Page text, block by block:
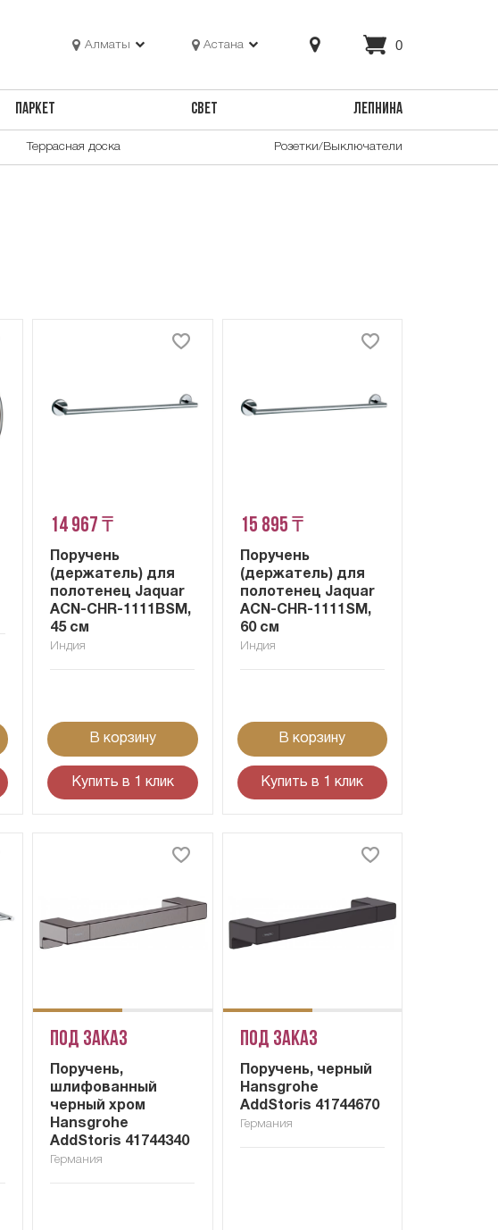
Алматы Астана 0
ПАРКЕТ СВЕТ ЛЕПНИНА
Террасная доска Розетки/Выключатели
14 967 ₸
Поручень
(держатель) для
полотенец Jaquar
ACN-CHR-1111BSM,
45 см
Индия
В корзину
Купить в 1 клик
15 895 ₸
Поручень
(держатель) для
полотенец Jaquar
ACN-CHR-1111SM,
60 см
Индия
В корзину
Купить в 1 клик
Под заказ
Поручень,
шлифованный
черный хром
Hansgrohe
AddStoris 41744340
Германия
Под заказ
Поручень, черный
Hansgrohe
AddStoris 41744670
Германия